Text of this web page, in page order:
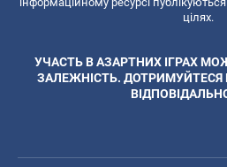
цілях.
УЧАСТЬ В АЗАРТНИХ ІГРАХ
ЗАЛЕЖНІСТЬ. ДОТРИМУЙТЕСЯ